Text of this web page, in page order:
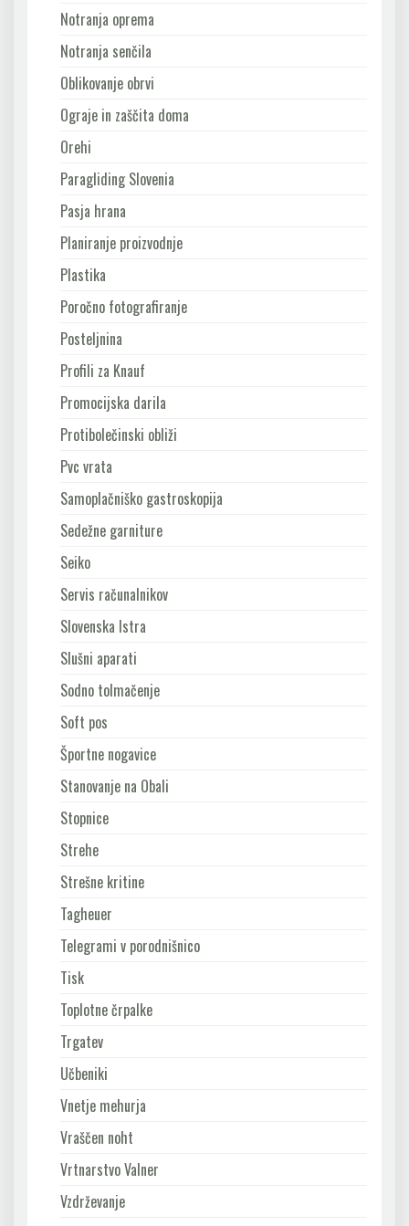
Notranja oprema
Notranja senčila
Oblikovanje obrvi
Ograje in zaščita doma
Orehi
Paragliding Slovenia
Pasja hrana
Planiranje proizvodnje
Plastika
Poročno fotografiranje
Posteljnina
Profili za Knauf
Promocijska darila
Protibolečinski obliži
Pvc vrata
Samoplačniško gastroskopija
Sedežne garniture
Seiko
Servis računalnikov
Slovenska Istra
Slušni aparati
Sodno tolmačenje
Soft pos
Športne nogavice
Stanovanje na Obali
Stopnice
Strehe
Strešne kritine
Tagheuer
Telegrami v porodnišnico
Tisk
Toplotne črpalke
Trgatev
Učbeniki
Vnetje mehurja
Vraščen noht
Vrtnarstvo Valner
Vzdrževanje